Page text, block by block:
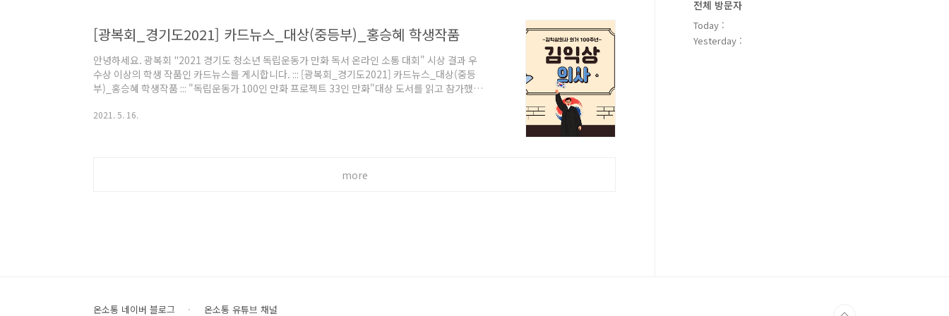
[광복회_경기도2021] 카드뉴스_대상(중등부)_홍승혜 학생작품
안녕하세요. 광복회 "2021 경기도 청소년 독립운동가 만화 독서 온라인 소통 대회" 시상 결과 우
수상 이상의 학생 작품인 카드뉴스를 게시합니다. ::: [광복회_경기도2021] 카드뉴스_대상(중등
부)_홍승혜 학생작품 ::: "독립운동가 100인 만화 프로젝트 33인 만화"대상 도서를 읽고 참가했던
"독립운동가 100인 만화" 독서로 다시금 독립운동가 정신 함양에 도움이 되기를 고대합니다. 다
2021. 5. 16.
more
전체 방문자
Today :
Yesterday :
온소통 네이버 블로그 온소통 유튜브 채널